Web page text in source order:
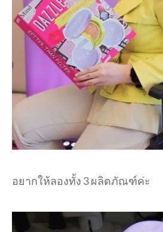
อยากให้ลองทั้ง 3 ผลิตภัณฑ์ค่ะ